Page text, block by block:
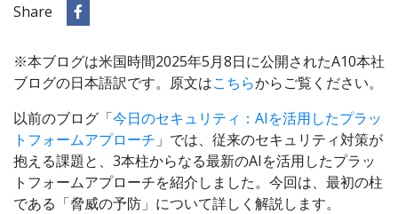
Share
※本ブログは米国時間2025年5月8日に公開されたA10本社
ブログの日本語訳です。原文はこちらからご覧ください。
以前のブログ「今日のセキュリティ：AIを活用したプラッ
トフォームアプローチ 」では、従来のセキュリティ対策が
抱える課題と、3本柱からなる最新のAIを活用したプラッ
トフォームアプローチを紹介しました。今回は、最初の柱
である「脅威の予防」について詳しく解説します。